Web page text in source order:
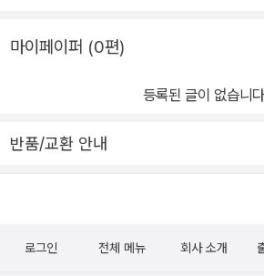
마이페이퍼 (0편)
등록된 글이 없습니다
반품/교환 안내
로그인 전체 메뉴 회사 소개